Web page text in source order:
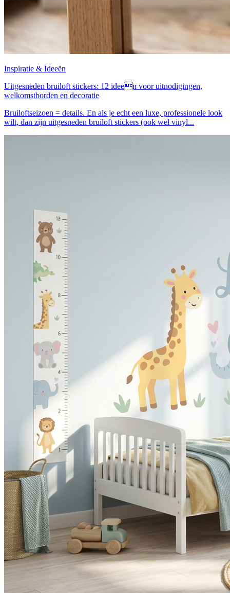
Inspiratie & Ideeën
Uitgesneden bruiloft stickers: 12 ideen voor uitnodigingen,
welkomstborden en decoratie
Bruiloftseizoen = details. En als je echt een luxe, professionele look
wilt, dan zijn uitgesneden bruiloft stickers (ook wel vinyl...